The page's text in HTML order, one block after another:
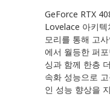
GeForce RTX
Lovelace 아키
모리를 통해 고
에서 월등한 퍼
싱과 함께 한층
속화 성능으로
인 성능 향상을